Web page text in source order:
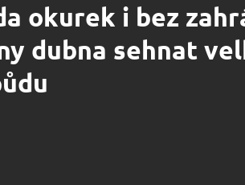
okurek i bez
dubna sehnat